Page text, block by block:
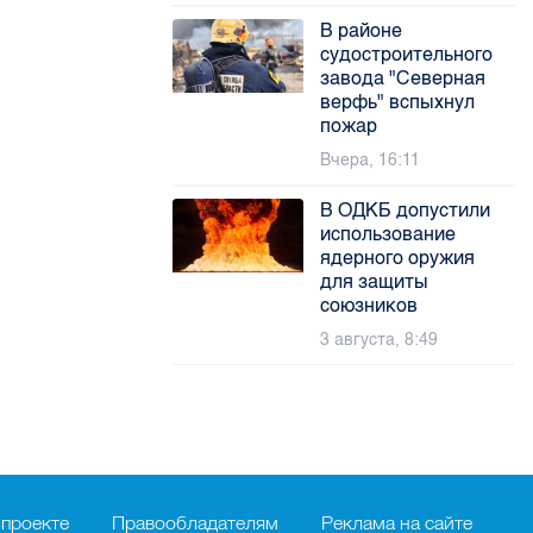
В районе
судостроительного
завода "Северная
верфь" вспыхнул
пожар
Вчера, 16:11
В ОДКБ допустили
использование
ядерного оружия
для защиты
союзников
3 августа, 8:49
Правообладателям Реклама на сайте